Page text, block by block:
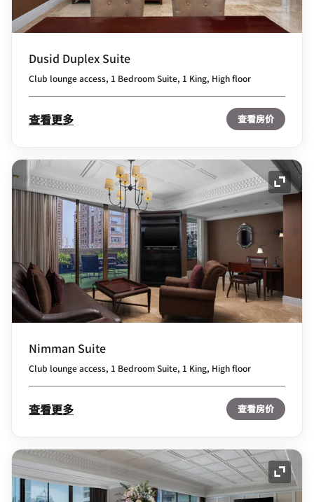
Dusid Duplex Suite
Club lounge access, 1 Bedroom Suite, 1 King, High floor
查看更多 查看房价
展开
Nimman Suite
Club lounge access, 1 Bedroom Suite, 1 King, High floor
查看更多 查看房价
展开